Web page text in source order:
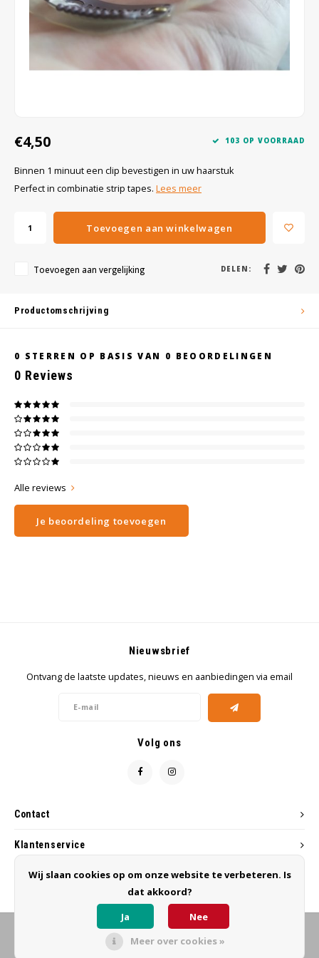
Wig caps
€4,50 103 OP VOORRAAD
Binnen 1 minuut een clip bevestigen in uw haarstuk
Perfect in combinatie strip tapes. Lees meer
Toevoegen aan winkelwagen
Toevoegen aan vergelijking DELEN:
Productomschrijving
0 STERREN OP BASIS VAN 0 BEOORDELINGEN
0 Reviews
Alle reviews
Je beoordeling toevoegen
Contact
Nieuwsbrief
Ontvang de laatste updates, nieuws en aanbiedingen via email
Volg ons
Klantenservice
Mijn account
Wij slaan cookies op om onze website te verbeteren. Is
dat akkoord?
Ja
Nee
Meer over cookies »